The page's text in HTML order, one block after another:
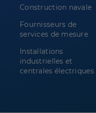
Construction navale
Fournisseurs de
services de mesure
Installations
industrielles et
centrales électriques